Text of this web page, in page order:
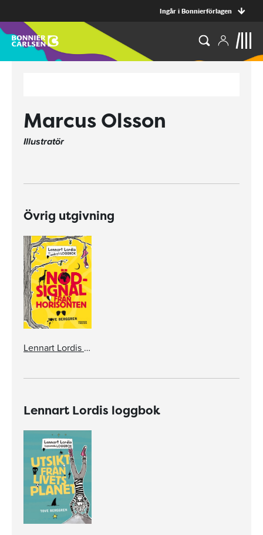
Ingår i Bonnierförlagen
Marcus Olsson
Illustratör
Övrig utgivning
Lennart Lordis loggbok: Nödsignal från horisonten
Lennart Lordis loggbok